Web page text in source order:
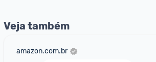
Veja também
amazon.com.br